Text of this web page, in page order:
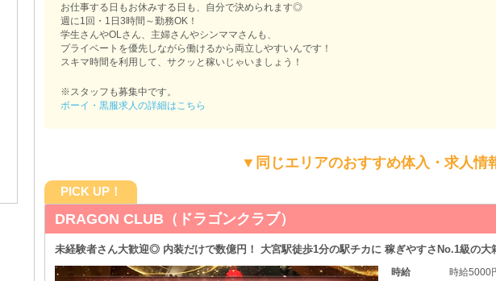
お仕事する日もお休みする日も、自分で決められます◎
週に1回・1日3時間～勤務OK！
学生さんやOLさん、主婦さんやシンママさんも、
プライベートを優先しながら働けるから両立しやすいんです！
スキマ時間を利用して、サクッと稼いじゃいましょう！
※スタッフも募集中です。
ボーイ・黒服求人の詳細はこちら
▼同じエリアのおすすめ体入・求人情
PICK UP！
DRAGON CLUB（ドラゴンクラブ）
未経験者さん大歓迎◎ 内装だけで数億円！ 大宮駅徒歩1分の駅チカに 稼ぎやすさNo.1級の大
時給
時給5000